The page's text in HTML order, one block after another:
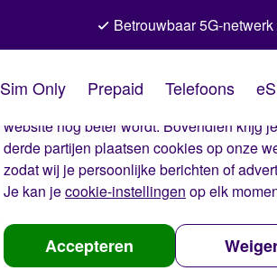
De cookies van Simyo
Wij gebruiken cookies op onze website.
website nog beter wordt. Bovendien krijg
derde partijen plaatsen cookies op onze
zodat wij je persoonlijke berichten of
Je kan jecookie-instellingen op elk
Accepteren
Betrouwbaar 5G-netwerk
Sim Only Prepaid Telefoons